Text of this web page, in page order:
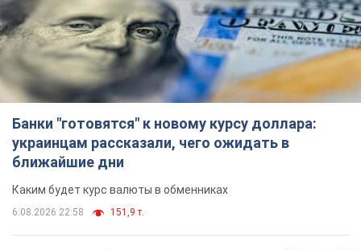
Банки "готовятся" к новому курсу доллара:
украинцам рассказали, чего ожидать в
ближайшие дни
Каким будет курс валюты в обменниках
6.08.2026 22:58 151,9 т.